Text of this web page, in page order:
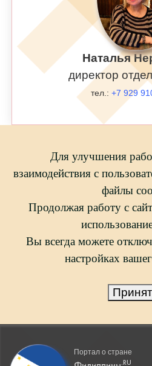
Наталья
директор
тел.: +7 929
Для улучшения
взаимодействия с
файлы
Продолжая работу с
Вы всегда можете
настройках
Портал о стране
.RU